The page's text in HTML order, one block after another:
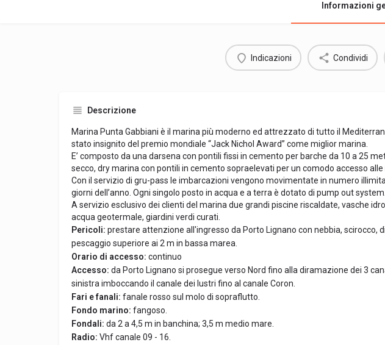
Informazioni
Indicazioni Condividi
Descrizione
Marina Punta Gabbiani è il marina più moderno ed attrezzato di tutto il
stato insignito del premio mondiale “Jack Nichol Award” come miglior marina.
E’ composto da una darsena con pontili fissi in cemento per barche da 10 a 25
secco, dry marina con pontili in cemento sopraelevati per un comodo accesso alle
Con il servizio di gru-pass le imbarcazioni vengono movimentate in numero
giorni dell’anno. Ogni singolo posto in acqua e a terra è dotato di pump out system.
A servizio esclusivo dei clienti del marina due grandi piscine riscaldate, vasche
acqua geotermale, giardini verdi curati.
Pericoli: prestare attenzione all'ingresso da Porto Lignano con nebbia, scirocco,
pescaggio superiore ai 2 m in bassa marea.
Orario di accesso: continuo
Accesso: da Porto Lignano si prosegue verso Nord fino alla diramazione dei 3
sinistra imboccando il canale dei lustri fino al canale Coron.
Fari e fanali: fanale rosso sul molo di sopraflutto.
Fondo marino: fangoso.
Fondali: da 2 a 4,5 m in banchina; 3,5 m medio mare.
Radio: Vhf canale 09 - 16.